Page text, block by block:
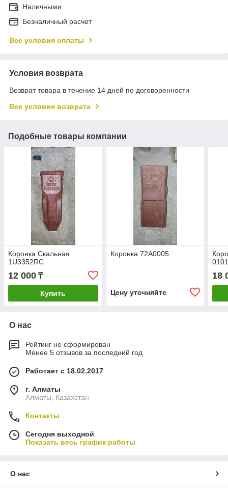
Наличными
Безналичный расчет
Все условия оплаты
Условия возврата
Возврат товара в течение 14 дней по договоренности
Все условия возврата
Подобные товары компании
Коронка Скальная
1U3352RC
12 000 ₸
Купить
Коронка 72A0005
Цену уточняйте
18
О нас
Рейтинг не сформирован
Менее 5 отзывов за последний год
Работает с 18.02.2017
г. Алматы
Алматы, Казахстан
Контакты
Сегодня выходной
Показать весь график работы
О нас